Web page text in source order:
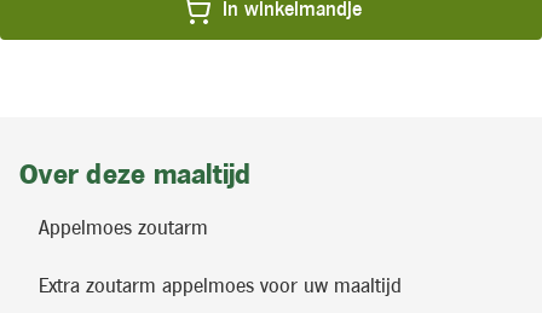
In winkelmandje
Over deze maaltijd
Appelmoes zoutarm
Extra zoutarm appelmoes voor uw maaltijd